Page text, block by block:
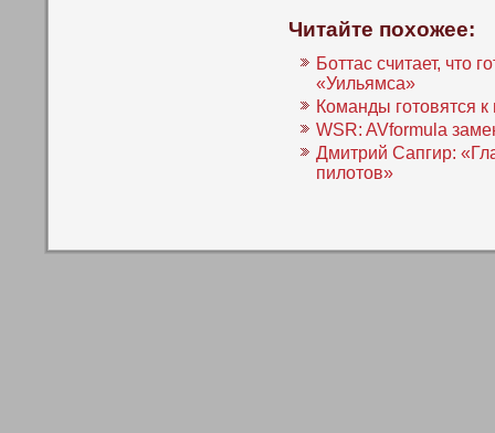
Читайте похожее:
Боттас считает, что
«Уильямса»
Команды готовятся
WSR: AVformula
Дмитрий Сапгир:
пилотов»